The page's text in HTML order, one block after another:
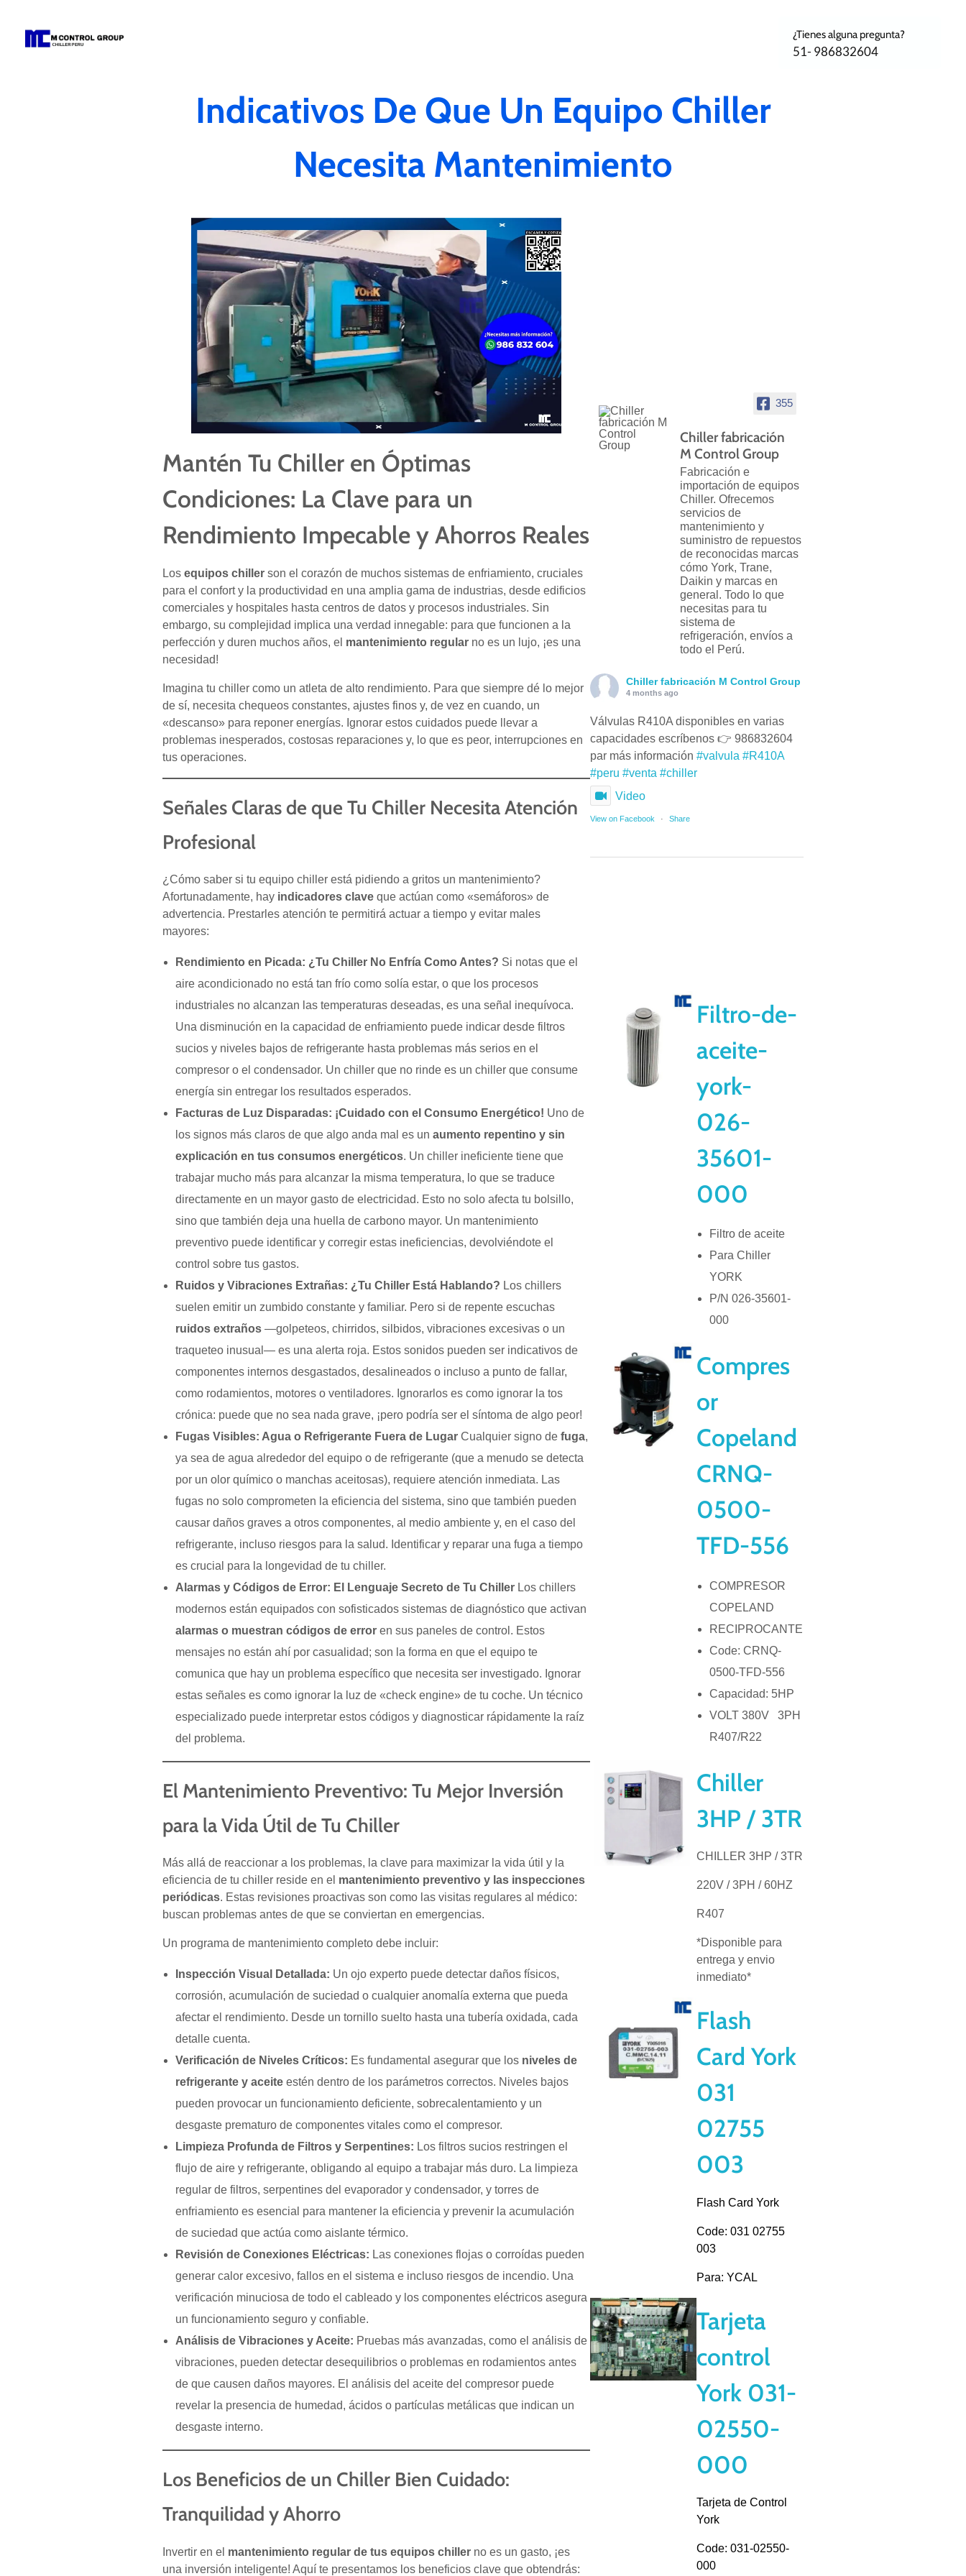
¿Tienes alguna pregunta?
51- 986832604
Indicativos De Que Un Equipo Chiller
Necesita Mantenimiento
Mantén Tu Chiller en Óptimas
Condiciones: La Clave para un
Rendimiento Impecable y Ahorros Reales
Losequipos chiller son el corazón de muchos sistemas de enfriamiento, cruciales
para el confort y la productividad en una amplia gama de industrias, desde edificios
comerciales y hospitales hasta centros de datos y procesos industriales. Sin
embargo, su complejidad implica una verdad innegable: para que funcionen a la
perfección y duren muchos años, el mantenimiento regular no es un lujo, ¡es una
necesidad!
Imagina tu chiller como un atleta de alto rendimiento. Para que siempre dé lo mejor
de sí, necesita chequeos constantes, ajustes finos y, de vez en cuando, un
«descanso» para reponer energías. Ignorar estos cuidados puede llevar a
problemas inesperados, costosas reparaciones y, lo que es peor, interrupciones en
tus operaciones.
Señales Claras de que Tu Chiller Necesita Atención
Profesional
¿Cómo saber si tu equipo chiller está pidiendo a gritos un mantenimiento?
Afortunadamente, hay indicadores clave que actúan como «semáforos» de
advertencia. Prestarles atención te permitirá actuar a tiempo y evitar males
mayores:
Rendimiento en Picada: ¿Tu Chiller No Enfría Como Antes? Si notas que el
aire acondicionado no está tan frío como solía estar, o que los procesos
industriales no alcanzan las temperaturas deseadas, es una señal inequívoca.
Una disminución en la capacidad de enfriamiento puede indicar desde filtros
sucios y niveles bajos de refrigerante hasta problemas más serios en el
compresor o el condensador. Un chiller que no rinde es un chiller que consume
energía sin entregar los resultados esperados.
Facturas de Luz Disparadas: ¡Cuidado con el Consumo Energético! Uno de
los signos más claros de que algo anda mal es un aumento repentino y sin
explicación en tus consumos energéticos. Un chiller ineficiente tiene que
trabajar mucho más para alcanzar la misma temperatura, lo que se traduce
directamente en un mayor gasto de electricidad. Esto no solo afecta tu bolsillo,
sino que también deja una huella de carbono mayor. Un mantenimiento
preventivo puede identificar y corregir estas ineficiencias, devolviéndote el
control sobre tus gastos.
Ruidos y Vibraciones Extrañas: ¿Tu Chiller Está Hablando? Los chillers
suelen emitir un zumbido constante y familiar. Pero si de repente escuchas
ruidos extraños—golpeteos, chirridos, silbidos, vibraciones excesivas o un
traqueteo inusual— es una alerta roja. Estos sonidos pueden ser indicativos de
componentes internos desgastados, desalineados o incluso a punto de fallar,
como rodamientos, motores o ventiladores. Ignorarlos es como ignorar la tos
crónica: puede que no sea nada grave, ¡pero podría ser el síntoma de algo peor!
Fugas Visibles: Agua o Refrigerante Fuera de LugarCualquier signo de fuga,
ya sea de agua alrededor del equipo o de refrigerante (que a menudo se detecta
por un olor químico o manchas aceitosas), requiere atención inmediata. Las
fugas no solo comprometen la eficiencia del sistema, sino que también pueden
causar daños graves a otros componentes, al medio ambiente y, en el caso del
refrigerante, incluso riesgos para la salud. Identificar y reparar una fuga a tiempo
es crucial para la longevidad de tu chiller.
Alarmas y Códigos de Error: El Lenguaje Secreto de Tu ChillerLos chillers
modernos están equipados con sofisticados sistemas de diagnóstico que activan
alarmas o muestran códigos de erroren sus paneles de control. Estos
mensajes no están ahí por casualidad; son la forma en que el equipo te
comunica que hay un problema específico que necesita ser investigado. Ignorar
estas señales es como ignorar la luz de «check engine» de tu coche. Un técnico
especializado puede interpretar estos códigos y diagnosticar rápidamente la raíz
del problema.
El Mantenimiento Preventivo: Tu Mejor Inversión
para la Vida Útil de Tu Chiller
Más allá de reaccionar a los problemas, la clave para maximizar la vida útil y la
eficiencia de tu chiller reside en el mantenimiento preventivo y las inspecciones
periódicas. Estas revisiones proactivas son como las visitas regulares al médico:
buscan problemas antes de que se conviertan en emergencias.
Un programa de mantenimiento completo debe incluir:
Inspección Visual Detallada: Un ojo experto puede detectar daños físicos,
corrosión, acumulación de suciedad o cualquier anomalía externa que pueda
afectar el rendimiento. Desde un tornillo suelto hasta una tubería oxidada, cada
detalle cuenta.
Verificación de Niveles Críticos: Es fundamental asegurar que los niveles de
refrigerante y aceiteestén dentro de los parámetros correctos. Niveles bajos
pueden provocar un funcionamiento deficiente, sobrecalentamiento y un
desgaste prematuro de componentes vitales como el compresor.
Limpieza Profunda de Filtros y Serpentines: Los filtros sucios restringen el
flujo de aire y refrigerante, obligando al equipo a trabajar más duro. La limpieza
regular de filtros, serpentines del evaporador y condensador, y torres de
enfriamiento es esencial para mantener la eficiencia y prevenir la acumulación
de suciedad que actúa como aislante térmico.
Revisión de Conexiones Eléctricas: Las conexiones flojas o corroídas pueden
generar calor excesivo, fallos en el sistema e incluso riesgos de incendio. Una
verificación minuciosa de todo el cableado y los componentes eléctricos asegura
un funcionamiento seguro y confiable.
Análisis de Vibraciones y Aceite: Pruebas más avanzadas, como el análisis de
vibraciones, pueden detectar desequilibrios o problemas en rodamientos antes
de que causen daños mayores. El análisis del aceite del compresor puede
revelar la presencia de humedad, ácidos o partículas metálicas que indican un
desgaste interno.
Los Beneficios de un Chiller Bien Cuidado:
Tranquilidad y Ahorro
Invertir en el mantenimiento regular de tus equipos chiller no es un gasto, ¡es
una inversión inteligente! Aquí te presentamos los beneficios clave que obtendrás:
355
Chiller fabricación
M Control Group
Fabricación e
importación de equipos
Chiller. Ofrecemos
servicios de
mantenimiento y
suministro de repuestos
de reconocidas marcas
cómo York, Trane,
Daikin y marcas en
general. Todo lo que
necesitas para tu
sistema de
refrigeración, envíos a
todo el Perú.
Chiller fabricación M Control Group
4 months ago
Válvulas R410A disponibles en varias
capacidades escríbenos 👉 986832604
par más información #valvula #R410A
#peru #venta #chiller
Video
View on Facebook · Share
Filtro-de-
aceite-
york-
026-
35601-
000
Filtro de aceite
Para Chiller
YORK
P/N 026-35601-
000
Compres
or
Copeland
CRNQ-
0500-
TFD-556
COMPRESOR
COPELAND
RECIPROCANTE
Code: CRNQ-
0500-TFD-556
Capacidad: 5HP
VOLT 380V 3PH
R407/R22
Chiller
3HP / 3TR
CHILLER 3HP / 3TR
220V / 3PH / 60HZ
R407
*Disponible para
entrega y envio
inmediato*
Flash
Card York
031
02755
003
Flash Card York
Code: 031 02755
003
Para: YCAL
Tarjeta
control
York 031-
02550-
000
Tarjeta de Control
York
Code: 031-02550-
000